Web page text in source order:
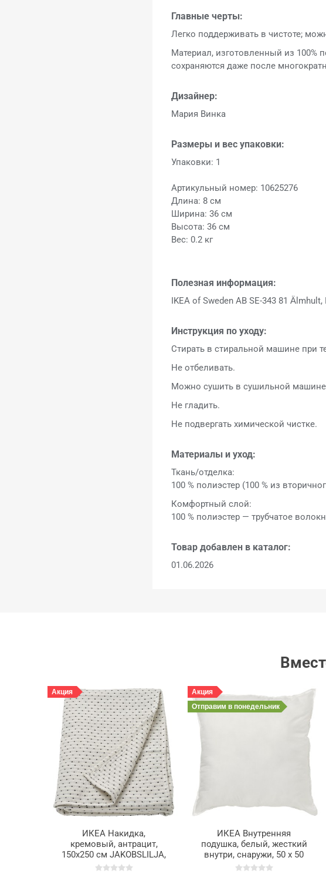
Главные черты:
Легко поддерживать в чистоте;
Материал, изготовленный из 100%
сохраняются даже после
Дизайнер:
Мария Винка
Размеры и вес упаковки:
Упаковки: 1
Артикульный номер: 10625276
Длина: 8 см
Ширина: 36 см
Высота: 36 см
Вес: 0.2 кг
Полезная информация:
IKEA of Sweden AB SE-343 81 Älmhult,
Инструкция по уходу:
Стирать в стиральной машине при
Не отбеливать.
Можно сушить в сушильной машине
Не гладить.
Не подвергать химической чистке.
Материалы и уход:
Ткань/отделка:
100 % полиэстер (100 % из
Комфортный слой:
100 % полиэстер — трубчатое
Товар добавлен в каталог:
01.06.2026
Акция
ИКЕА Накидка,
кремовый, антрацит,
150x250 см JAKOBSLILJA,
205.870.71
Акция
Отправим в понедельник
ИКЕА Внутренняя
подушка, белый, жесткий
внутри, снаружи, 50 х 50
см INNER ИННЕР,